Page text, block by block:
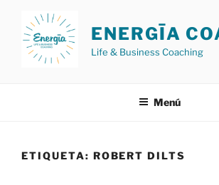
contenido
ENERGĪA
Life & Business Coaching
Menú
ETIQUETA: ROBERT DILTS